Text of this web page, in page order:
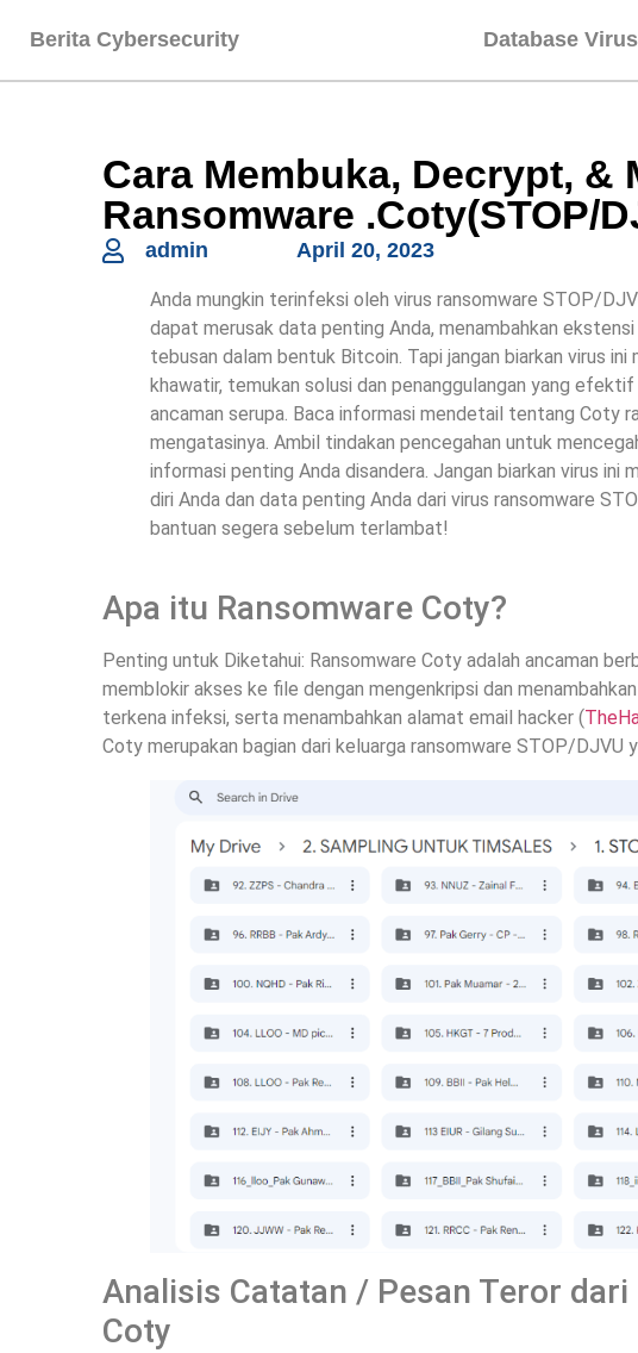
Berita Cybersecurity Database Virus
Cara Membuka, Decrypt, &
Ransomware .Coty(STOP/
admin April 20, 2023
Anda mungkin terinfeksi oleh virus ransomware STOP/
dapat merusak data penting Anda, menambahkan
tebusan dalam bentuk Bitcoin. Tapi jangan biarkan virus ini
khawatir, temukan solusi dan penanggulangan yang
ancaman serupa. Baca informasi mendetail tentang Coty
mengatasinya. Ambil tindakan pencegahan untuk
informasi penting Anda disandera. Jangan biarkan virus ini
diri Anda dan data penting Anda dari virus ransomware
bantuan segera sebelum terlambat!
Apa itu Ransomware Coty?
Penting untuk Diketahui: Ransomware Coty adalah ancaman
memblokir akses ke file dengan mengenkripsi dan
terkena infeksi, serta menambahkan alamat email hacker (
Coty merupakan bagian dari keluarga ransomware STOP/DJVU
Analisis Catatan / Pesan Teror
Coty